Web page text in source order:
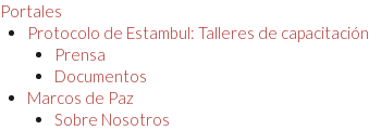
Portales
Protocolo de Estambul: Talleres de capacitación
Prensa
Documentos
Marcos de Paz
Sobre Nosotros